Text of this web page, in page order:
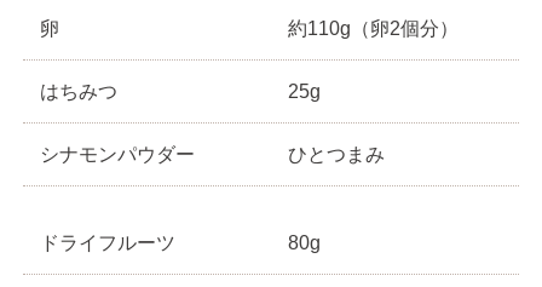
卵 約110g（卵2個分）
はちみつ 25g
シナモンパウダー ひとつまみ
ドライフルーツ 80g